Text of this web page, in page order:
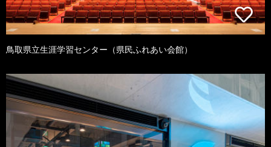
鳥取県立生涯学習センター（県民ふれあい会館）